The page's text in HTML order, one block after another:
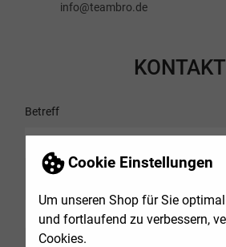
Cookie Einstellungen
Um unseren Shop für Sie
und fortlaufend zu verbessern,
Cookies.
info@teambro.de
KONTAKT
Betreff